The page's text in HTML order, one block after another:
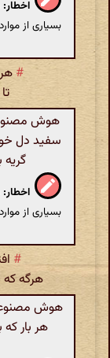
اخطار:
بسیاری از
#
هوش
سفید دل
اخطار:
بسیاری از
#
هرگه
هوش
هر بار